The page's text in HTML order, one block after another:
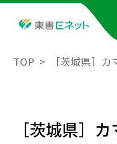
TOP ［茨城県］
［茨城県］